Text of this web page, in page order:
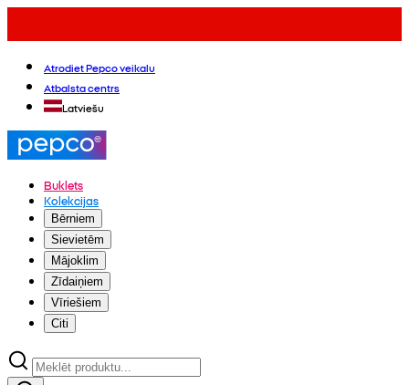
Atrodiet Pepco veikalu
Atbalsta centrs
Latviešu
Buklets
Kolekcijas
Bērniem
Sievietēm
Mājoklim
Zīdaiņiem
Vīriešiem
Citi